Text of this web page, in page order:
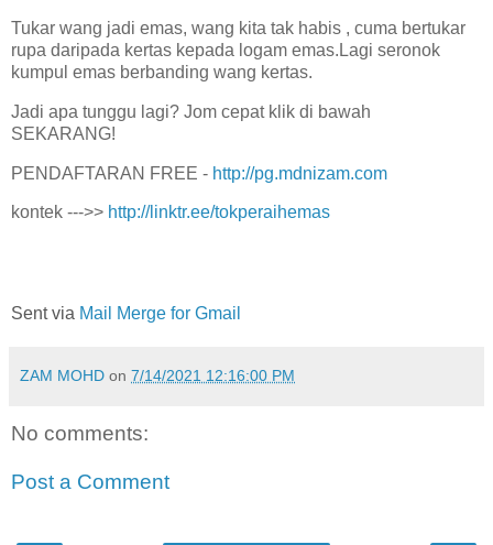
Tukar wang jadi emas, wang kita tak habis , cuma bertukar
rupa daripada kertas kepada logam emas.Lagi seronok
kumpul emas berbanding wang kertas.
Jadi apa tunggu lagi? Jom cepat klik di bawah
SEKARANG!
PENDAFTARAN FREE - http://pg.mdnizam.com
kontek --->> http://linktr.ee/tokperaihemas
Sent via Mail Merge for Gmail
ZAM MOHD on 7/14/2021 12:16:00 PM
No comments:
Post a Comment